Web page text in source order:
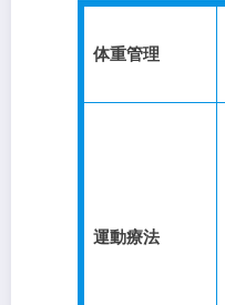
体重管理
運動療法